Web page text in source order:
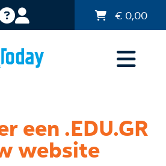
€ 0,00
een .EDU.GR
website